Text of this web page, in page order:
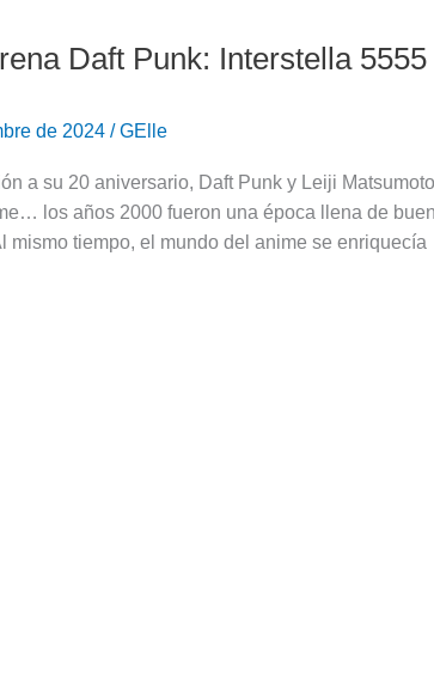
Daft Punk: Interstella
de 2024 /GElle
a su 20 aniversario, Daft Punk y Leiji
los años 2000 fueron una época llena de
mismo tiempo, el mundo del anime se enriquecía